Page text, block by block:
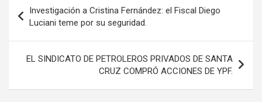
de
entradas
Investigación a Cristina Fernández: el Fiscal Diego
Luciani teme por su seguridad.
EL SINDICATO DE PETROLEROS PRIVADOS DE SANTA
CRUZ COMPRÓ ACCIONES DE YPF.